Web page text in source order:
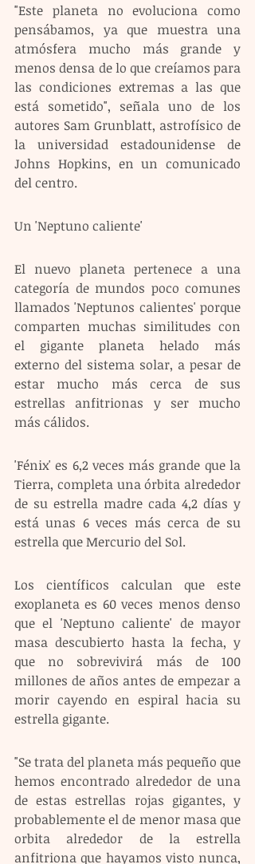
"Este planeta no evoluciona como
pensábamos, ya que muestra una
atmósfera mucho más grande y
menos densa de lo que creíamos para
las condiciones extremas a las que
está sometido", señala uno de los
autores Sam Grunblatt, astrofísico de
la universidad estadounidense de
Johns Hopkins, en un comunicado
del centro.
Un 'Neptuno caliente'
El nuevo planeta pertenece a una
categoría de mundos poco comunes
llamados 'Neptunos calientes' porque
comparten muchas similitudes con
el gigante planeta helado más
externo del sistema solar, a pesar de
estar mucho más cerca de sus
estrellas anfitrionas y ser mucho
más cálidos.
'Fénix' es 6,2 veces más grande que la
Tierra, completa una órbita alrededor
de su estrella madre cada 4,2 días y
está unas 6 veces más cerca de su
estrella que Mercurio del Sol.
Los científicos calculan que este
exoplaneta es 60 veces menos denso
que el 'Neptuno caliente' de mayor
masa descubierto hasta la fecha, y
que no sobrevivirá más de 100
millones de años antes de empezar a
morir cayendo en espiral hacia su
estrella gigante.
"Se trata del planeta más pequeño que
hemos encontrado alrededor de una
de estas estrellas rojas gigantes, y
probablemente el de menor masa que
orbita alrededor de la estrella
anfitriona que hayamos visto nunca,